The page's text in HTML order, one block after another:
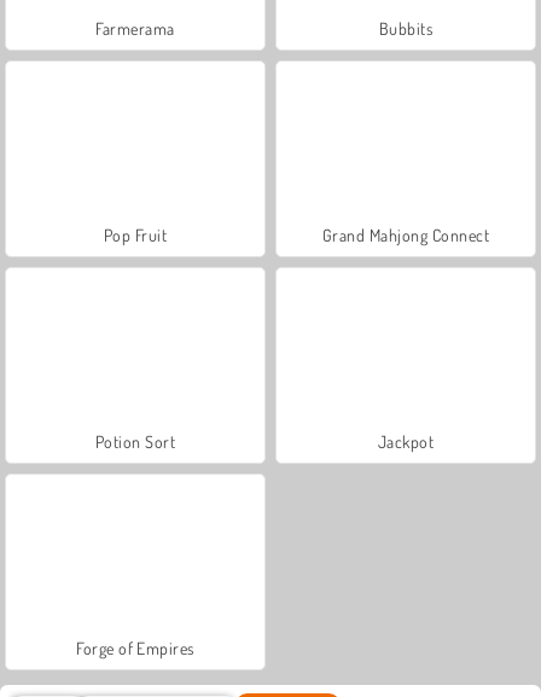
Farmerama Bubbits
Pop Fruit Grand Mahjong Connect
Potion Sort Jackpot
Forge of Empires